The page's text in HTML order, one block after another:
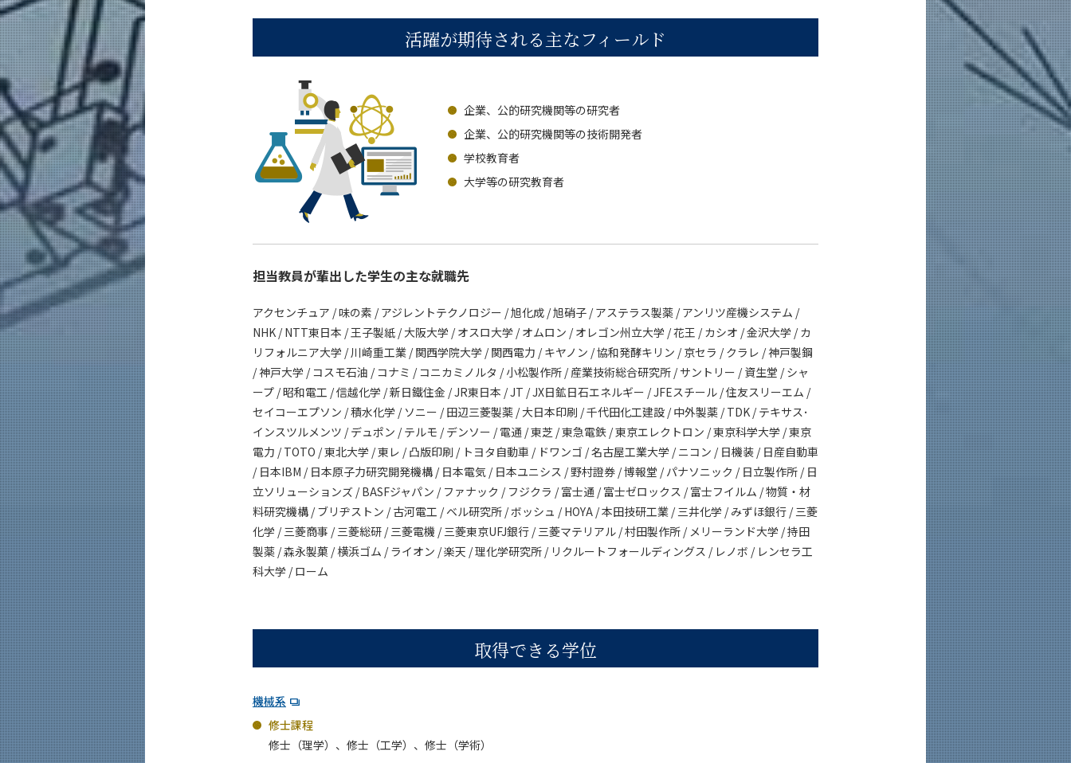
活躍が期待される主なフィールド
企業、公的研究機関等の研究者
企業、公的研究機関等の技術開発者
学校教育者
大学等の研究教育者
担当教員が輩出した学生の主な就職先
アクセンチュア / 味の素 / アジレントテクノロジー / 旭化成 / 旭硝子 / アステラス製薬 / アンリツ産機システム /
NHK / NTT東日本 / 王子製紙 / 大阪大学 / オスロ大学 / オムロン / オレゴン州立大学 / 花王 / カシオ / 金沢大学 / カ
リフォルニア大学 / 川崎重工業 / 関西学院大学 / 関西電力 / キヤノン / 協和発酵キリン / 京セラ / クラレ / 神戸製鋼
/ 神戸大学 / コスモ石油 / コナミ / コニカミノルタ / 小松製作所 / 産業技術総合研究所 / サントリー / 資生堂 / シャ
ープ / 昭和電工 / 信越化学 / 新日鐵住金 / JR東日本 / JT / JX日鉱日石エネルギー / JFEスチール / 住友スリーエム /
セイコーエプソン / 積水化学 / ソニー / 田辺三菱製薬 / 大日本印刷 / 千代田化工建設 / 中外製薬 / TDK / テキサス･
インスツルメンツ / デュポン / テルモ / デンソー / 電通 / 東芝 / 東急電鉄 / 東京エレクトロン / 東京科学大学 / 東京
電力 / TOTO / 東北大学 / 東レ / 凸版印刷 / トヨタ自動車 / ドワンゴ / 名古屋工業大学 / ニコン / 日機装 / 日産自動車
/ 日本IBM / 日本原子力研究開発機構 / 日本電気 / 日本ユニシス / 野村證券 / 博報堂 / パナソニック / 日立製作所 / 日
立ソリューションズ / BASFジャパン / ファナック / フジクラ / 富士通 / 富士ゼロックス / 富士フイルム / 物質・材
料研究機構 / ブリヂストン / 古河電工 / ベル研究所 / ボッシュ / HOYA / 本田技研工業 / 三井化学 / みずほ銀行 / 三菱
化学 / 三菱商事 / 三菱総研 / 三菱電機 / 三菱東京UFJ銀行 / 三菱マテリアル / 村田製作所 / メリーランド大学 / 持田
製薬 / 森永製菓 / 横浜ゴム / ライオン / 楽天 / 理化学研究所 / リクルートフォールディングス / レノボ / レンセラ工
科大学 / ローム
取得できる学位
機械系
修士課程
修士（理学）、修士（工学）、修士（学術）